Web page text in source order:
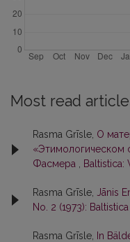
Most read
Rasma Grīsle, О
«Этимологическом
Фасмера
Baltistica:
Rasma Grīsle, Jānis
No. 2 (1973): Baltistica
Rasma Grīsle,
In